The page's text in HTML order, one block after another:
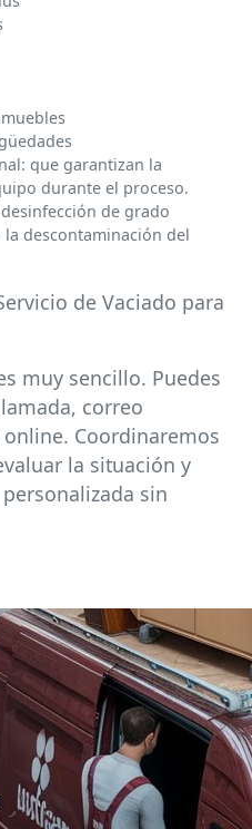
que garantizan la
durante el proceso.
de grado
descontaminación del
de Vaciado para
muy sencillo. Puedes
correo
Coordinaremos
la situación y
sin